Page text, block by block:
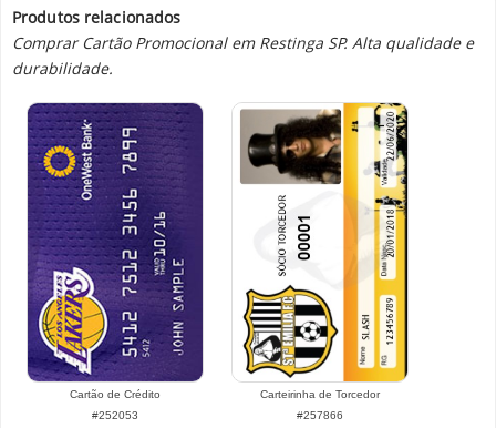
Produtos relacionados
Comprar Cartão Promocional em Restinga SP. Alta qualidade e
durabilidade.
Cartão de Crédito
#252053
Carteirinha de Torcedor
#257866